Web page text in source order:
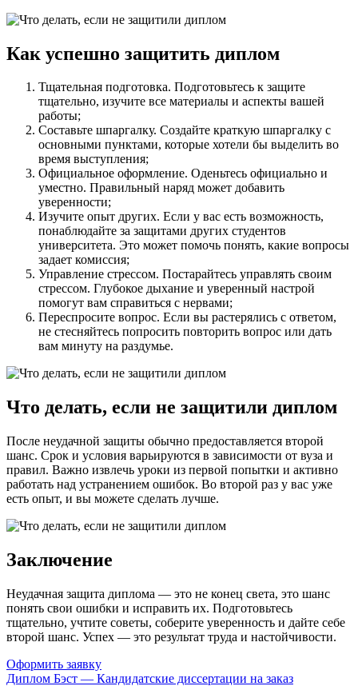
Как успешно защитить диплом
Тщательная подготовка. Подготовьтесь к защите
тщательно, изучите все материалы и аспекты вашей
работы;
Составьте шпаргалку. Создайте краткую шпаргалку с
основными пунктами, которые хотели бы выделить во
время выступления;
Официальное оформление. Оденьтесь официально и
уместно. Правильный наряд может добавить
уверенности;
Изучите опыт других. Если у вас есть возможность,
понаблюдайте за защитами других студентов
университета. Это может помочь понять, какие вопросы
задает комиссия;
Управление стрессом. Постарайтесь управлять своим
стрессом. Глубокое дыхание и уверенный настрой
помогут вам справиться с нервами;
Переспросите вопрос. Если вы растерялись с ответом,
не стесняйтесь попросить повторить вопрос или дать
вам минуту на раздумье.
Что делать, если не защитили диплом
После неудачной защиты обычно предоставляется второй
шанс. Срок и условия варьируются в зависимости от вуза и
правил. Важно извлечь уроки из первой попытки и активно
работать над устранением ошибок. Во второй раз у вас уже
есть опыт, и вы можете сделать лучше.
Заключение
Неудачная защита диплома — это не конец света, это шанс
понять свои ошибки и исправить их. Подготовьтесь
тщательно, учтите советы, соберите уверенность и дайте себе
второй шанс. Успех — это результат труда и настойчивости.
Оформить заявку
Диплом Бэст — Кандидатские диссертации на заказ